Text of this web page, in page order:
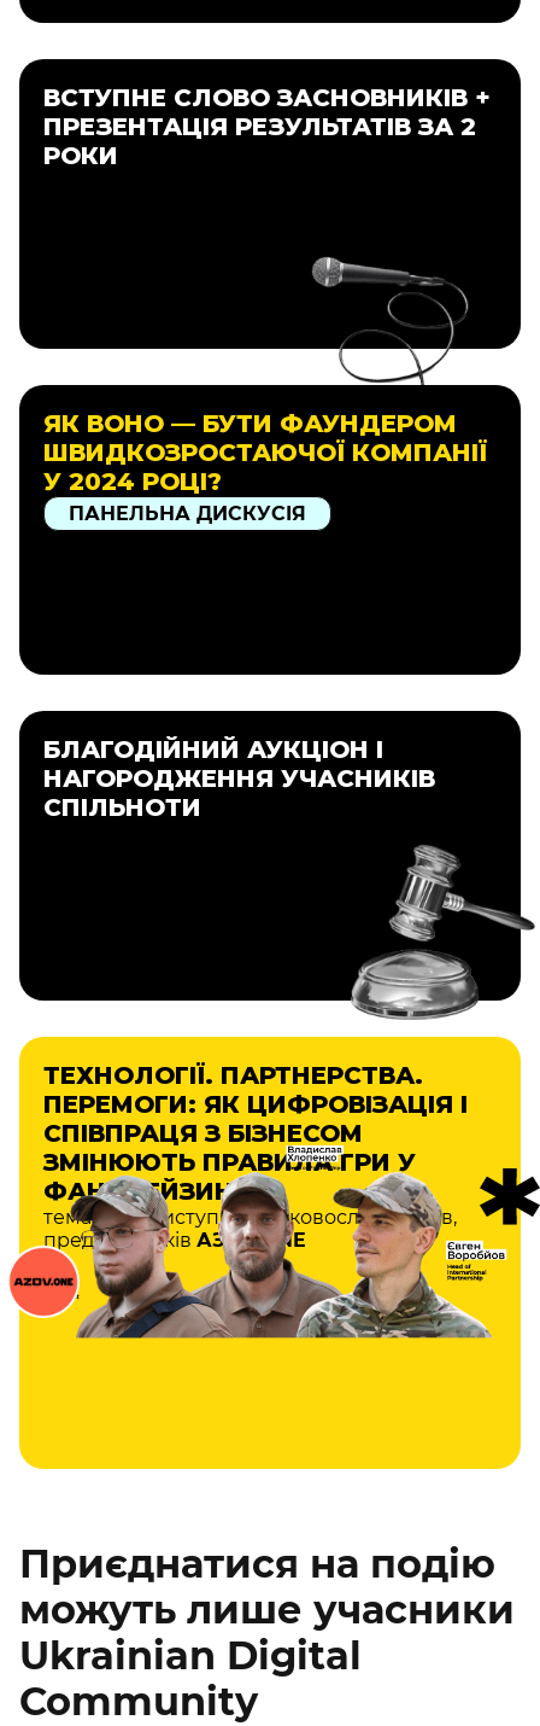
ВСТУПНЕ СЛОВО ЗАСНОВНИКІВ +
ПРЕЗЕНТАЦІЯ РЕЗУЛЬТАТІВ ЗА 2
РОКИ
ЯК ВОНО — БУТИ ФАУНДЕРОМ
ШВИДКОЗРОСТАЮЧОЇ КОМПАНІЇ
У 2024 РОЦІ?
ПАНЕЛЬНА ДИСКУСІЯ
БЛАГОДІЙНИЙ АУКЦІОН І
НАГОРОДЖЕННЯ УЧАСНИКІВ
СПІЛЬНОТИ
ТЕХНОЛОГІЇ. ПАРТНЕРСТВА.
ПЕРЕМОГИ: ЯК ЦИФРОВІЗАЦІЯ І
СПІВПРАЦЯ З БІЗНЕСОМ
ЗМІНЮЮТЬ ПРАВИЛА ГРИ У
ФАНДРЕЙЗИНГУ
тематичні виступи військовослужбовців,
представників АЗОВ.ONE
Приєднатися на подію
можуть лише учасники
Ukrainian Digital
Community